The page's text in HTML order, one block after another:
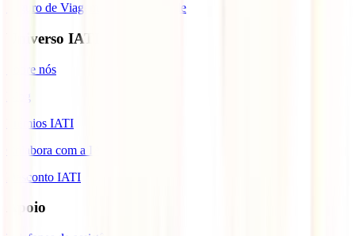
Seguro de Viagem para Cabo Verde
Universo IATI
Sobre nós
Blog
Prémios IATI
Colabora com a IATI
Desconto IATI
Apoio